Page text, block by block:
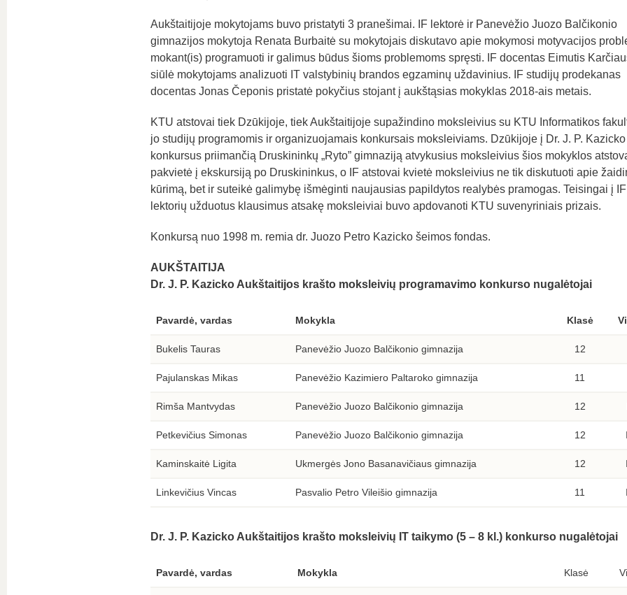
Aukštaitijoje mokytojams buvo pristatyti 3 pranešimai. IF lektorė ir Panevėžio Juozo Balčikonio
gimnazijos mokytoja Renata Burbaitė su mokytojais diskutavo apie mokymosi motyvacijos
mokant(is) programuoti ir galimus būdus šioms problemoms spręsti. IF docentas Eimutis
siūlė mokytojams analizuoti IT valstybinių brandos egzaminų uždavinius. IF studijų prodekanas
docentas Jonas Čeponis pristatė pokyčius stojant į aukštąsias mokyklas 2018-ais metais.
KTU atstovai tiek Dzūkijoje, tiek Aukštaitijoje supažindino moksleivius su KTU Informatikos
jo studijų programomis ir organizuojamais konkursais moksleiviams. Dzūkijoje į Dr. J. P. Kazicko
konkursus priimančią Druskininkų „Ryto” gimnaziją atvykusius moksleivius šios mokyklos
pakvietė į ekskursiją po Druskininkus, o IF atstovai kvietė moksleivius ne tik diskutuoti apie
kūrimą, bet ir suteikė galimybę išmėginti naujausias papildytos realybės pramogas. Teisingai į IF
lektorių užduotus klausimus atsakę moksleiviai buvo apdovanoti KTU suvenyriniais prizais.
Konkursą nuo 1998 m. remia dr. Juozo Petro Kazicko šeimos fondas.
AUKŠTAITIJA
Dr. J. P. Kazicko Aukštaitijos krašto moksleivių programavimo konkurso nugalėtojai
Pavardė, vardas Mokykla Klasė
Bukelis Tauras Panevėžio Juozo Balčikonio gimnazija 12
Pajulanskas Mikas Panevėžio Kazimiero Paltaroko gimnazija 11
Rimša Mantvydas Panevėžio Juozo Balčikonio gimnazija 12
Petkevičius Simonas Panevėžio Juozo Balčikonio gimnazija 12
Kaminskaitė Ligita Ukmergės Jono Basanavičiaus gimnazija 12
Linkevičius Vincas Pasvalio Petro Vileišio gimnazija 11
Dr. J. P. Kazicko Aukštaitijos krašto moksleivių IT taikymo (5 – 8 kl.) konkurso nugalėtojai
Pavardė, vardas Mokykla Klasė